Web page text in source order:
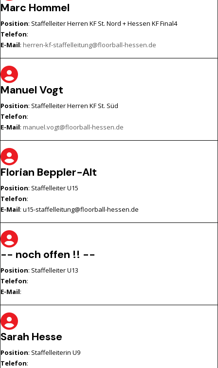
Marc Hommel
Position: Staffelleiter Herren KF St. Nord + Hessen KF Final4
Telefon:
E-Mail: herren-kf-staffelleitung@floorball-hessen.de
Manuel Vogt
Position: Staffelleiter Herren KF St. Süd
Telefon:
E-Mail: manuel.vogt@floorball-hessen.de
Florian Beppler-Alt
Position: Staffelleiter U15
Telefon:
E-Mail: u15-staffelleitung@floorball-hessen.de
-- noch offen !! --
Position: Staffelleiter U13
Telefon:
E-Mail:
Sarah Hesse
Position: Staffelleiterin U9
Telefon: